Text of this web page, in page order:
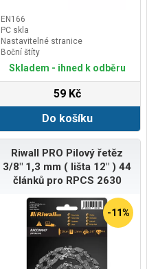
EN166
PC skla
Nastavitelné stranice
Boční štíty
Skladem - ihned k odběru
59 Kč
Do košíku
Riwall PRO Pilový řetěz
3/8" 1,3 mm ( lišta 12" ) 44
článků pro RPCS 2630
-11%